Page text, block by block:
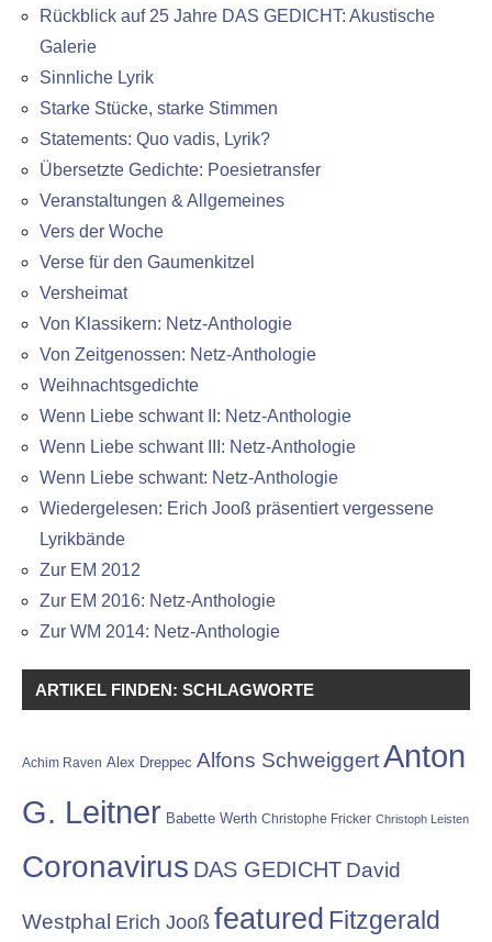
Rückblick auf 25 Jahre DAS GEDICHT: Akustische
Galerie
Sinnliche Lyrik
Starke Stücke, starke Stimmen
Statements: Quo vadis, Lyrik?
Übersetzte Gedichte: Poesietransfer
Veranstaltungen & Allgemeines
Vers der Woche
Verse für den Gaumenkitzel
Versheimat
Von Klassikern: Netz-Anthologie
Von Zeitgenossen: Netz-Anthologie
Weihnachtsgedichte
Wenn Liebe schwant II: Netz-Anthologie
Wenn Liebe schwant III: Netz-Anthologie
Wenn Liebe schwant: Netz-Anthologie
Wiedergelesen: Erich Jooß präsentiert vergessene
Lyrikbände
Zur EM 2012
Zur EM 2016: Netz-Anthologie
Zur WM 2014: Netz-Anthologie
ARTIKEL FINDEN: SCHLAGWORTE
Achim Raven Alex Dreppec Alfons SchweiggertAnton
G. Leitner Babette Werth Christophe Fricker Christoph Leisten
Coronavirus DAS GEDICHT David
Westphal Erich Jooß featured Fitzgerald